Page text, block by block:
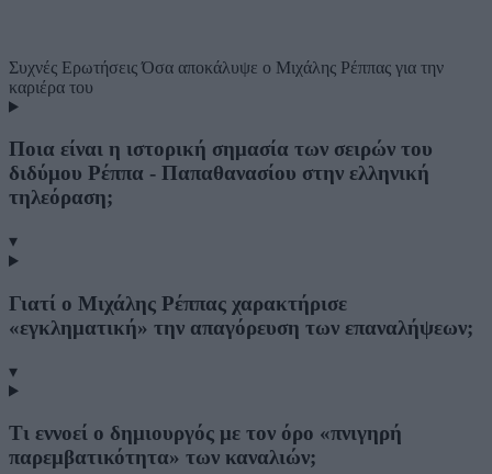
Συχνές ΕρωτήσειςΌσα αποκάλυψε ο Μιχάλης Ρέππας για την
καριέρα του
Ποια είναι η ιστορική σημασία των σειρών του
διδύμου Ρέππα - Παπαθανασίου στην ελληνική
τηλεόραση;
▾
Γιατί ο Μιχάλης Ρέππας χαρακτήρισε
«εγκληματική» την απαγόρευση των επαναλήψεων;
▾
Τι εννοεί ο δημιουργός με τον όρο «πνιγηρή
παρεμβατικότητα» των καναλιών;